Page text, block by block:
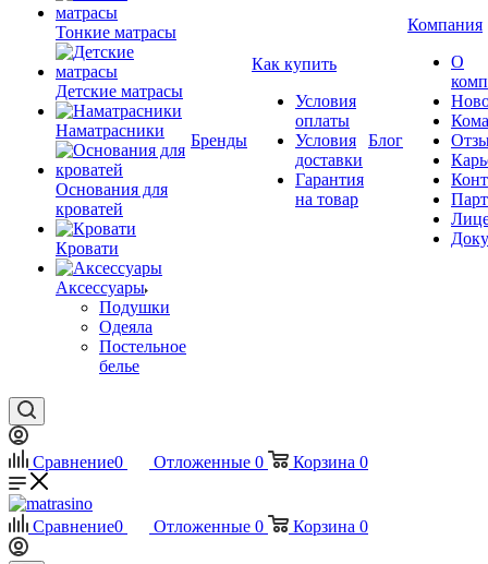
Тонкие матрасы
Детские матрасы
Наматрасники
Основания для
кроватей
Кровати
Аксессуары
Подушки
Одеяла
Постельное
белье
Бренды
Как купить
Условия
оплаты
Условия
доставки
Гарантия
на товар
Блог
Компания
О
Сравнение0 Отложенные 0 Корзина 0
Сравнение0 Отложенные 0 Корзина 0